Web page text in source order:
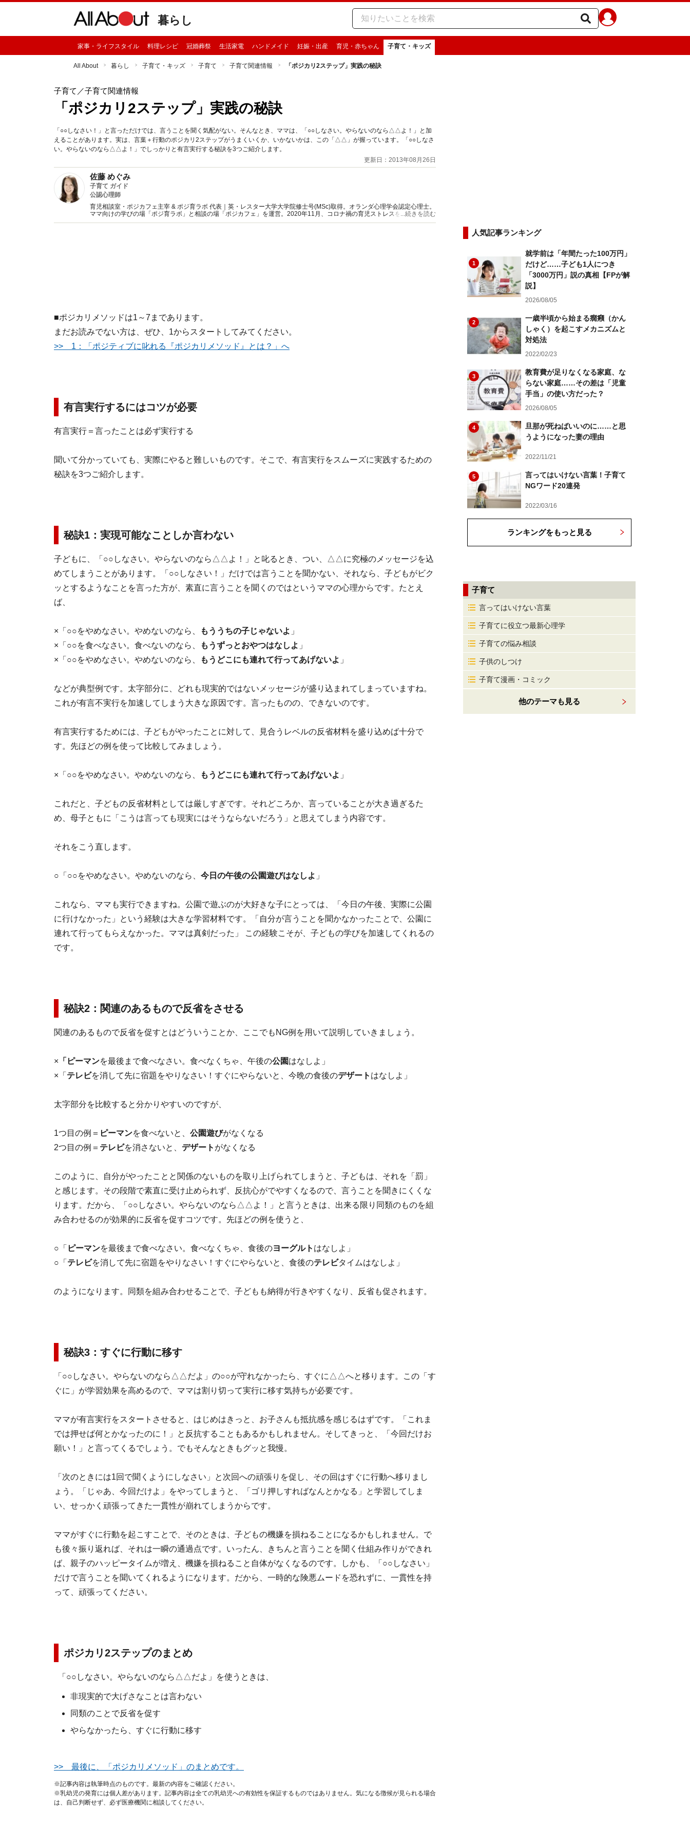
暮らし
家事・ライフスタイル 料理レシピ 冠婚葬祭 生活家電 ハンドメイド 妊娠・出産 育児・赤ちゃん 子育て・キッズ
All About 暮らし 子育て・キッズ 子育て 子育て関連情報 「ポジカリ2ステップ」実践の秘訣
子育て ／子育て関連情報
「ポジカリ2ステップ」実践の秘訣
「○○しなさい！」と言っただけでは、言うことを聞く気配がない。そんなとき、ママは、「○○しなさい。やらないのなら△△よ！」と加
えることがあります。実は、言葉＋行動のポジカリ2ステップがうまくいくか、いかないかは、この「△△」が握っています。「○○しなさ
い。やらないのなら△△よ！」でしっかりと有言実行する秘訣を3つご紹介します。
更新日：2013年08月26日
佐藤 めぐみ
子育て ガイド
公認心理師
育児相談室・ポジカフェ主宰 & ポジ育ラボ 代表｜英・レスター大学大学院修士号(MSc)取得。オランダ心理学会認定心理士。
ママ向けの学びの場「ポジ育ラボ」と相談の場「ポジカフェ」を運営。2020年11月、コロナ禍の育児ストレスを懸念し、マ
マが自分の心のケアを学べる「ポジ育クラブ」をスタート。現在、会員募集中です！
...続きを読む
■ポジカリメソッドは1～7まであります。
まだお読みでない方は、ぜひ、1からスタートしてみてください。
>> 1：「ポジティブに叱れる『ポジカリメソッド』とは？」へ
有言実行するにはコツが必要
有言実行＝言ったことは必ず実行する
聞いて分かっていても、実際にやると難しいものです。そこで、有言実行をスムーズに実践するための
秘訣を3つご紹介します。
秘訣1：実現可能なことしか言わない
子どもに、「○○しなさい。やらないのなら△△よ！」と叱るとき、つい、△△に究極のメッセージを込
めてしまうことがあります。「○○しなさい！」だけでは言うことを聞かない、それなら、子どもがビク
ッとするようなことを言った方が、素直に言うことを聞くのではというママの心理からです。たとえ
ば、
×「○○をやめなさい。やめないのなら、 もううちの子じゃないよ 」
×「○○を食べなさい。食べないのなら、
もうずっとおやつはなしよ 」
×「○○をやめなさい。やめないのなら、
もうどこにも連れて行ってあげないよ 」
などが典型例です。太字部分に、どれも現実的ではないメッセージが盛り込まれてしまっていますね。
これが有言不実行を加速してしまう大きな原因です。言ったものの、できないのです。
有言実行するためには、子どもがやったことに対して、見合うレベルの反省材料を盛り込めば十分で
す。先ほどの例を使って比較してみましょう。
×「○○をやめなさい。やめないのなら、 もうどこにも連れて行ってあげないよ 」
これだと、子どもの反省材料としては厳しすぎです。それどころか、言っていることが大き過ぎるた
め、母子ともに「こうは言っても現実にはそうならないだろう」と思えてしまう内容です。
それをこう直します。
○「○○をやめなさい。やめないのなら、 今日の午後の公園遊びはなしよ 」
これなら、ママも実行できますね。公園で遊ぶのが大好きな子にとっては、「今日の午後、実際に公園
に行けなかった」という経験は大きな学習材料です。「自分が言うことを聞かなかったことで、公園に
連れて行ってもらえなかった。ママは真剣だった」 この経験こそが、子どもの学びを加速してくれるの
です。
秘訣2：関連のあるもので反省をさせる
関連のあるもので反省を促すとはどういうことか、ここでもNG例を用いて説明していきましょう。
× 「ピーマンを最後まで食べなさい。食べなくちゃ、午後の公園はなしよ」
×「 テレビを消して先に宿題をやりなさい！すぐにやらないと、今晩の食後のデザート はなしよ」
太字部分を比較すると分かりやすいのですが、
1つ目の例＝ ピーマンを食べないと、 公園遊びがなくなる
2つ目の例＝ テレビを消さないと、 デザート がなくなる
このように、自分がやったことと関係のないものを取り上げられてしまうと、子どもは、それを「罰」
と感じます。その段階で素直に受け止められず、反抗心がでやすくなるので、言うことを聞きにくくな
ります。だから、「○○しなさい。やらないのなら△△よ！」と言うときは、出来る限り同類のものを組
み合わせるのが効果的に反省を促すコツです。先ほどの例を使うと、
○「 ピーマンを最後まで食べなさい。食べなくちゃ、食後のヨーグルト はなしよ」
○「 テレビを消して先に宿題をやりなさい！すぐにやらないと、食後のテレビタイムはなしよ」
のようになります。同類を組み合わせることで、子どもも納得が行きやすくなり、反省も促されます。
秘訣3：すぐに行動に移す
「○○しなさい。やらないのなら△△だよ」の○○が守れなかったら、すぐに△△へと移ります。この「す
ぐに」が学習効果を高めるので、ママは割り切って実行に移す気持ちが必要です。
ママが有言実行をスタートさせると、はじめはきっと、お子さんも抵抗感を感じるはずです。「これま
では押せば何とかなったのに！」と反抗することもあるかもしれません。そしてきっと、「今回だけお
願い！」と言ってくるでしょう。でもそんなときもグッと我慢。
「次のときには1回で聞くようにしなさい」と次回への頑張りを促し、その回はすぐに行動へ移りまし
ょう。「じゃあ、今回だけよ」をやってしまうと、「ゴリ押しすればなんとかなる」と学習してしま
い、せっかく頑張ってきた一貫性が崩れてしまうからです。
ママがすぐに行動を起こすことで、そのときは、子どもの機嫌を損ねることになるかもしれません。で
も後々振り返れば、それは一瞬の通過点です。いったん、きちんと言うことを聞く仕組み作りができれ
ば、親子のハッピータイムが増え、機嫌を損ねること自体がなくなるのです。しかも、「○○しなさい」
だけで言うことを聞いてくれるようになります。だから、一時的な険悪ムードを恐れずに、一貫性を持
って、頑張ってください。
ポジカリ2ステップのまとめ
「○○しなさい。やらないのなら△△だよ」を使うときは、
非現実的で大げさなことは言わない
同類のことで反省を促す
やらなかったら、すぐに行動に移す
>> 最後に、「ポジカリメソッド」のまとめです。
※記事内容は執筆時点のものです。最新の内容をご確認ください。
※乳幼児の発育には個人差があります。記事内容は全ての乳幼児への有効性を保証するものではありません。気になる徴候が見られる場合
は、自己判断せず、必ず医療機関に相談してください。
人気記事ランキング
1
就学前は「年間たった100万円」
だけど……子ども1人につき
「3000万円」説の真相【FPが解
説】
2026/08/05
2
一歳半頃から始まる癇癪（かん
しゃく）を起こすメカニズムと
対処法
2022/02/23
3
教育費が足りなくなる家庭、な
らない家庭……その差は「児童
手当」の使い方だった？
2026/08/05
4
旦那が死ねばいいのに……と思
うようになった妻の理由
2022/11/21
5
言ってはいけない言葉！子育て
NGワード20連発
2022/03/16
ランキングをもっと見る
子育て
言ってはいけない言葉
子育てに役立つ最新心理学
子育ての悩み相談
子供のしつけ
子育て漫画・コミック
他のテーマも見る